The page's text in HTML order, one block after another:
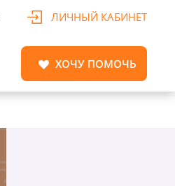
ЛИЧНЫЙ КАБИНЕТ
ХОЧУ ПОМОЧЬ